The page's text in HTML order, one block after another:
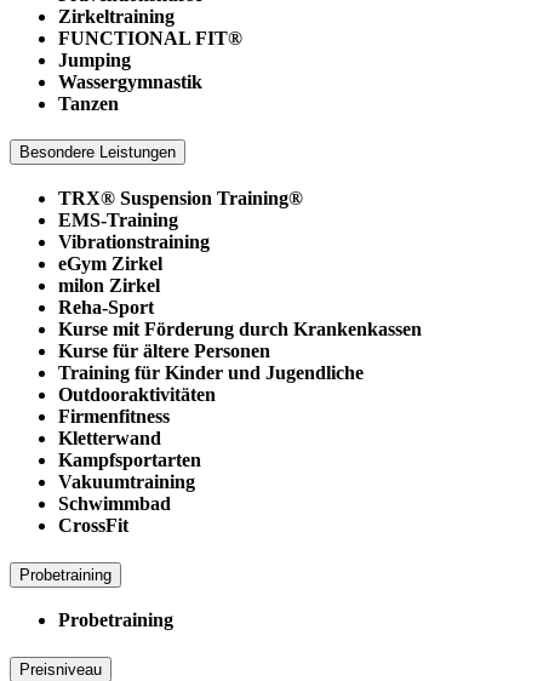
Zirkeltraining
FUNCTIONAL FIT®
Jumping
Wassergymnastik
Tanzen
Besondere Leistungen
TRX® Suspension Training®
EMS-Training
Vibrationstraining
eGym Zirkel
milon Zirkel
Reha-Sport
Kurse mit Förderung durch Krankenkassen
Kurse für ältere Personen
Training für Kinder und Jugendliche
Outdooraktivitäten
Firmenfitness
Kletterwand
Kampfsportarten
Vakuumtraining
Schwimmbad
CrossFit
Probetraining
Probetraining
Preisniveau